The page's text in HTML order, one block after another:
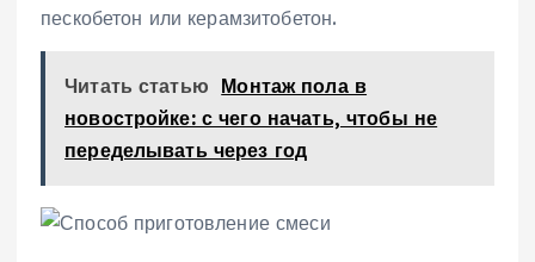
пескобетон или керамзитобетон.
Читать статью Монтаж пола в
новостройке: с чего начать, чтобы не
переделывать через год